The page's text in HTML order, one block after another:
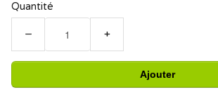
Quantité
− +
Ajouter